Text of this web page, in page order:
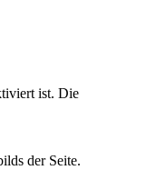
ist. Die
der Seite.